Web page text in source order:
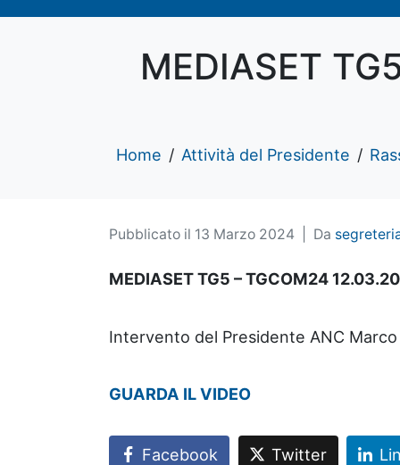
MEDIASET
Home Attività del Presidente
Pubblicato il 13 Marzo 2024 Da
MEDIASET TG5 – TGCOM24
Intervento del Presidente ANC
GUARDA IL VIDEO
Facebook Twitter